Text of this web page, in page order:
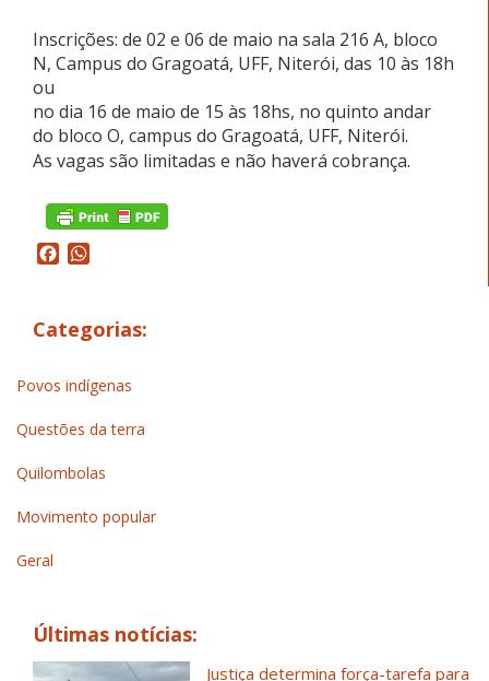
Inscrições: de 02 e 06 de maio na sala 216 A, bloco
N, Campus do Gragoatá, UFF, Niterói, das 10 às 18h
ou
no dia 16 de maio de 15 às 18hs, no quinto andar
do bloco O, campus do Gragoatá, UFF, Niterói.
As vagas são limitadas e não haverá cobrança.
Facebook
Categorias:
Povos indígenas
Questões da terra
Quilombolas
Movimento popular
Geral
Últimas notícias:
Justiça determina força-tarefa para